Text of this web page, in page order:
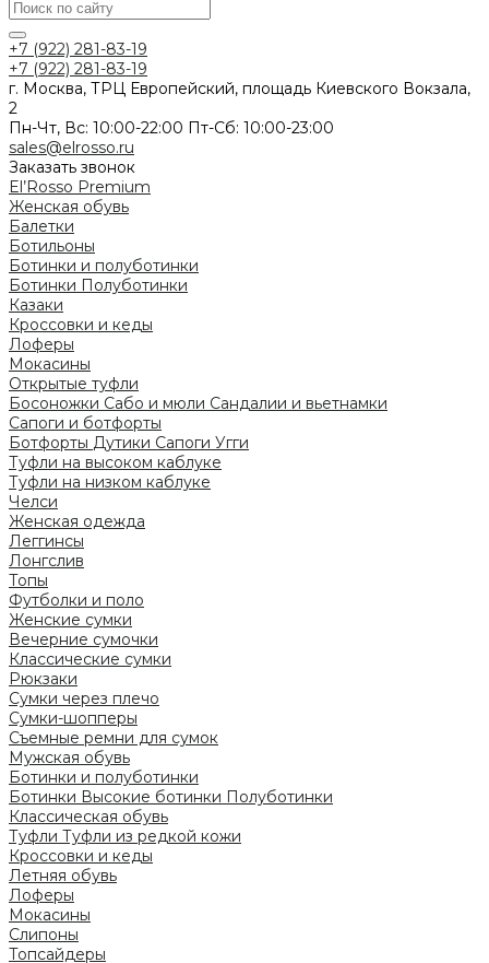
+7 (922) 281-83-19
+7 (922) 281-83-19
г. Москва, ТРЦ Европейский, площадь Киевского Вокзала,
2
Пн-Чт, Вс: 10:00-22:00 Пт-Сб: 10:00-23:00
sales@elrosso.ru
Заказать звонок
El’Rosso Premium
Женская обувь
Балетки
Ботильоны
Ботинки и полуботинки
Ботинки Полуботинки
Казаки
Кроссовки и кеды
Лоферы
Мокасины
Открытые туфли
Босоножки Сабо и мюли Сандалии и вьетнамки
Сапоги и ботфорты
Ботфорты Дутики Сапоги Угги
Туфли на высоком каблуке
Туфли на низком каблуке
Челси
Женская одежда
Леггинсы
Лонгслив
Топы
Футболки и поло
Женские сумки
Вечерние сумочки
Классические сумки
Рюкзаки
Сумки через плечо
Сумки-шопперы
Съемные ремни для сумок
Мужская обувь
Ботинки и полуботинки
Ботинки Высокие ботинки Полуботинки
Классическая обувь
Туфли Туфли из редкой кожи
Кроссовки и кеды
Летняя обувь
Лоферы
Мокасины
Слипоны
Топсайдеры